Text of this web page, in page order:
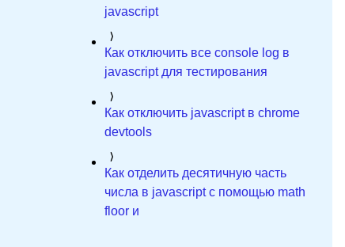
javascript
Как отключить все console log в
javascript для тестирования
Как отключить javascript в chrome
devtools
Как отделить десятичную часть
числа в javascript с помощью math
floor и